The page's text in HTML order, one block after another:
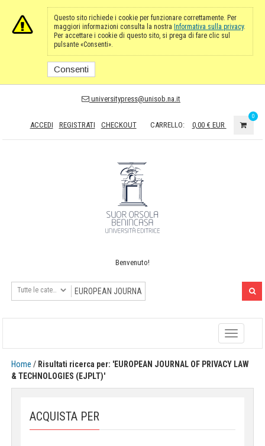
Questo sito richiede i cookie per funzionare correttamente. Per
maggiori informazioni consulta la nostra Informativa sulla privacy.
Per accettare i cookie di questo sito, si prega di fare clic sul
pulsante «Consenti».
Consenti
universitypress@unisob.na.it
ACCEDI REGISTRATI CHECKOUT CARRELLO: 0,00 € EUR
0
Benvenuto!
Toggle
navigation
Home / Risultati ricerca per: 'EUROPEAN JOURNAL OF PRIVACY LAW
& TECHNOLOGIES (EJPLT)'
ACQUISTA PER